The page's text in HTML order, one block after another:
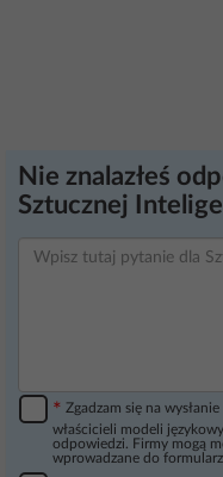
Nie znalazłeś
Sztucznej
* Zgadzam się na
właścicieli modeli
odpowiedzi. Firmy mogą
wprowadzane do